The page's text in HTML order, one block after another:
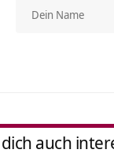
auch